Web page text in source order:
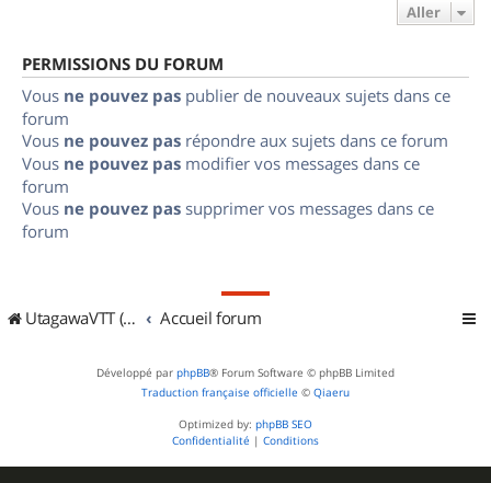
Aller
PERMISSIONS DU FORUM
Vous ne pouvez pas publier de nouveaux sujets dans ce
forum
Vous ne pouvez pas répondre aux sujets dans ce forum
Vous ne pouvez pas modifier vos messages dans ce
forum
Vous ne pouvez pas supprimer vos messages dans ce
forum
UtagawaVTT (Randos VTT et VTTAE avec traces GPS) Accueil forum
Développé par phpBB® Forum Software © phpBB Limited
Traduction française officielle © Qiaeru
Optimized by: phpBB SEO
Confidentialité | Conditions